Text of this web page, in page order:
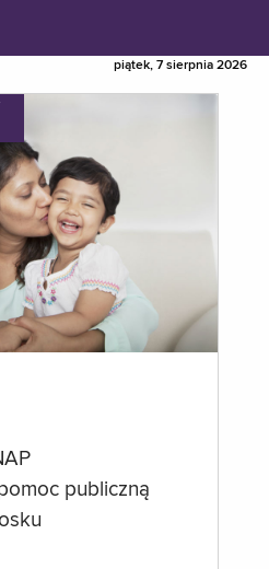
piątek, 7 sierpnia 2026
publiczną